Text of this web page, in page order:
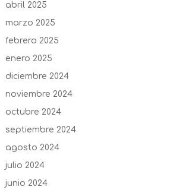
abril 2025
marzo 2025
febrero 2025
enero 2025
diciembre 2024
noviembre 2024
octubre 2024
septiembre 2024
agosto 2024
julio 2024
junio 2024